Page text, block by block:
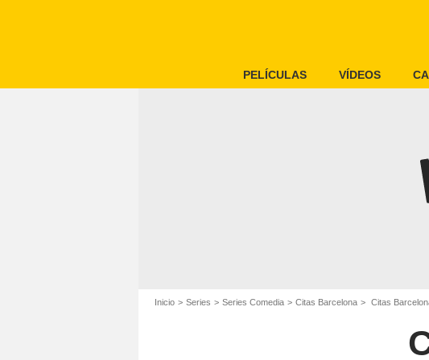
PELÍCULAS VÍDEOS
Inicio Series Series Comedia Citas Barcelona Citas